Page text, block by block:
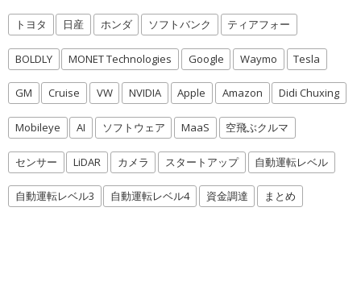
トヨタ 日産 ホンダ ソフトバンク ティアフォー
BOLDLY MONET Technologies Google Waymo Tesla
GM Cruise VW NVIDIA Apple Amazon Didi Chuxing
Mobileye AI ソフトウェア MaaS 空飛ぶクルマ
センサー LiDAR カメラ スタートアップ 自動運転レベル
自動運転レベル3 自動運転レベル4 資金調達 まとめ